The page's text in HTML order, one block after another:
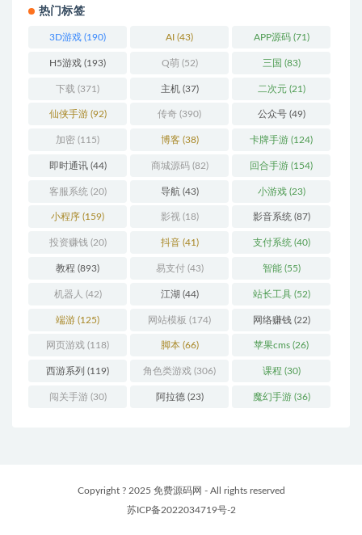
热门标签
3D游戏 (190) AI (43) APP源码(71)
H5游戏 (193) Q萌(52) 三国 (83)
下载 (371) 主机(37) 二次元(21)
仙侠手游(92) 传奇 (390) 公众号(49)
加密 (115) 博客(38) 卡牌手游 (124)
即时通讯(44) 商城源码(82) 回合手游 (154)
客服系统 (20) 导航(43) 小游戏(23)
小程序 (159) 影视(18) 影音系统(87)
投资赚钱 (20) 抖音(41) 支付系统 (40)
教程 (893) 易支付(43) 智能(55)
机器人 (42) 江湖 (44) 站长工具(52)
端游 (125) 网站模板 (174) 网络赚钱(22)
网页游戏 (118) 脚本(66) 苹果cms (26)
西游系列 (119) 角色类游戏 (306) 课程 (30)
闯关手游(30) 阿拉德(23) 魔幻手游(36)
Copyright ? 2025 免费源码网 - All rights reserved
苏ICP备2022034719号-2